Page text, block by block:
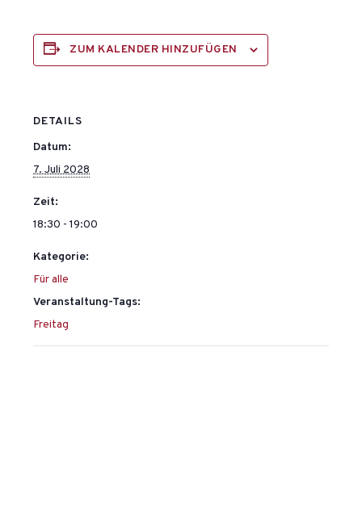
ZUM KALENDER HINZUFÜGEN
DETAILS
Datum:
7. Juli 2028
Zeit:
18:30 - 19:00
Kategorie:
Für alle
Veranstaltung-Tags:
Freitag